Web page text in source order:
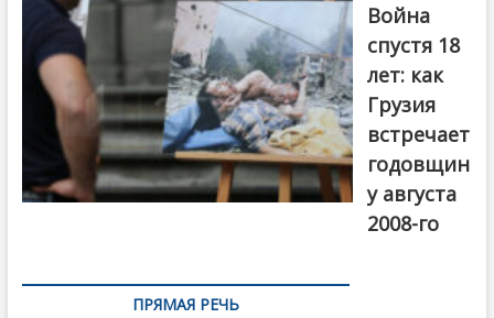
Первый канал
Война
спустя 18
лет: как
Грузия
встречает
годовщин
у августа
2008-го
ПРЯМАЯ РЕЧЬ